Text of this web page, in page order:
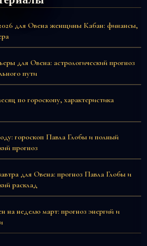
для Овена женщины Кабан: финансы,
для Овена: астрологический прогноз
пути
по гороскопу, характеристика
гороскоп Павла Глобы и полный
прогноз
для Овена: прогноз Павла Глобы и
расклад
на неделю март: прогноз энергий и